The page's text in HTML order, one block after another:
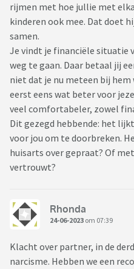
rijmen met hoe jullie met
kinderen ook mee. Dat doet
samen.
Je vindt je financiële situatie
weg te gaan. Daar betaal jij
niet dat je nu meteen bij
eerst eens wat beter voor
veel comfortabeler, zowel
Dit gezegd hebbende: het
voor jou om te doorbreken.
huisarts over gepraat? Of
vertrouwt?
Rhonda
24-06-2023 om 07:39
Klacht over partner, in de
narcisme. Hebben we een